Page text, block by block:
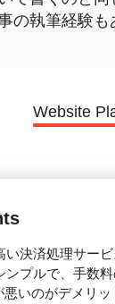
の執筆経験も
Website
い決済処理サー
ンプルで、手数
いのがデメリ